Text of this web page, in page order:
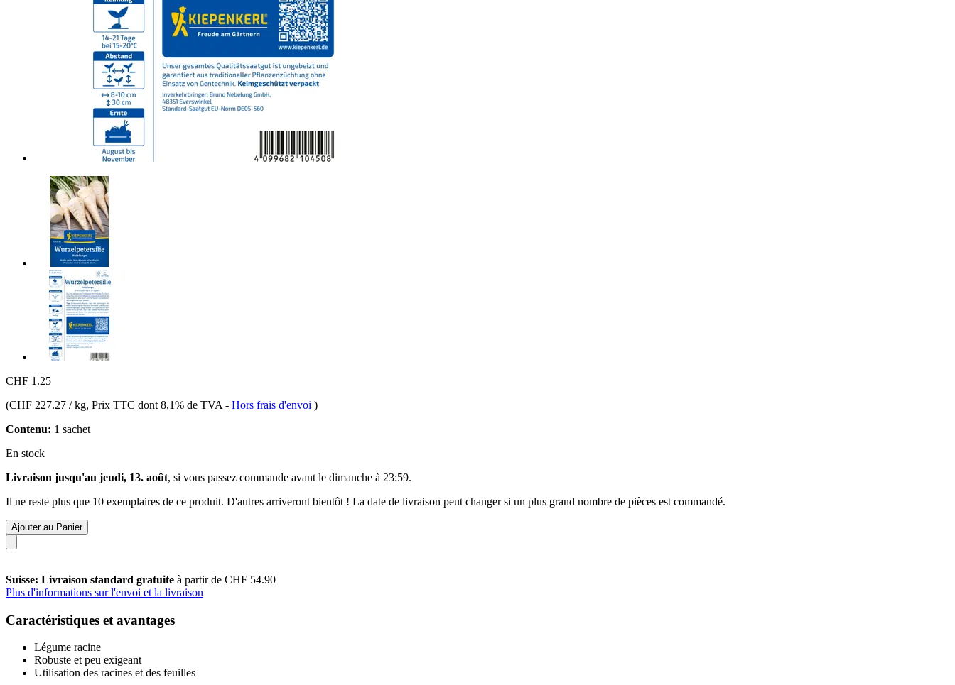
CHF 1.25
(CHF 227.27 / kg, Prix TTC dont 8,1% de TVA - Hors frais d'envoi )
Contenu: 1 sachet
En stock
Livraison jusqu'au jeudi, 13. août, si vous passez commande avant le dimanche à 23:59.
Il ne reste plus que 10 exemplaires de ce produit. D'autres arriveront bientôt ! La date de livraison peut changer si un plus grand nombre de pièces est commandé.
Ajouter au Panier
Suisse: Livraison standard gratuite à partir de CHF 54.90
Plus d'informations sur l'envoi et la livraison
Caractéristiques et avantages
Légume racine
Robuste et peu exigeant
Utilisation des racines et des feuilles